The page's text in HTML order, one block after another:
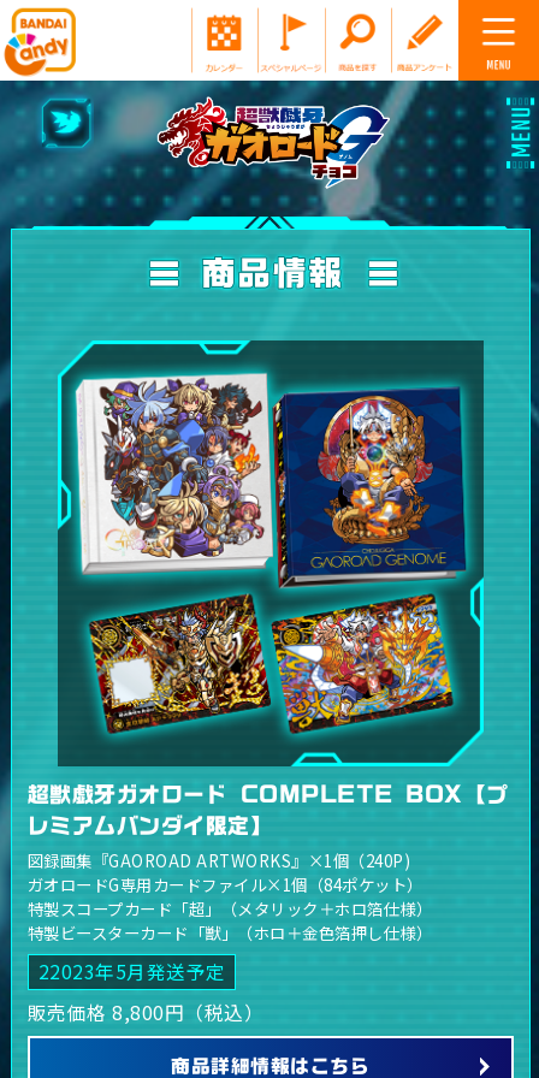
超獣戯牙ガオロード COMPLETE BOX【プ
レミアムバンダイ限定】
図録画集『GAOROAD ARTWORKS』×1個（240P)
ガオロードG専用カードファイル×1個（84ポケット）
特製スコープカード「超」（メタリック＋ホロ箔仕様）
特製ビースターカード「獣」（ホロ＋金色箔押し仕様）
22023年5月発送予定
販売価格 8,800円（税込）
商品詳細情報はこちら
TOP
カードの説明
ストーリー
キャラクター図鑑
ニュース
公式Twitter